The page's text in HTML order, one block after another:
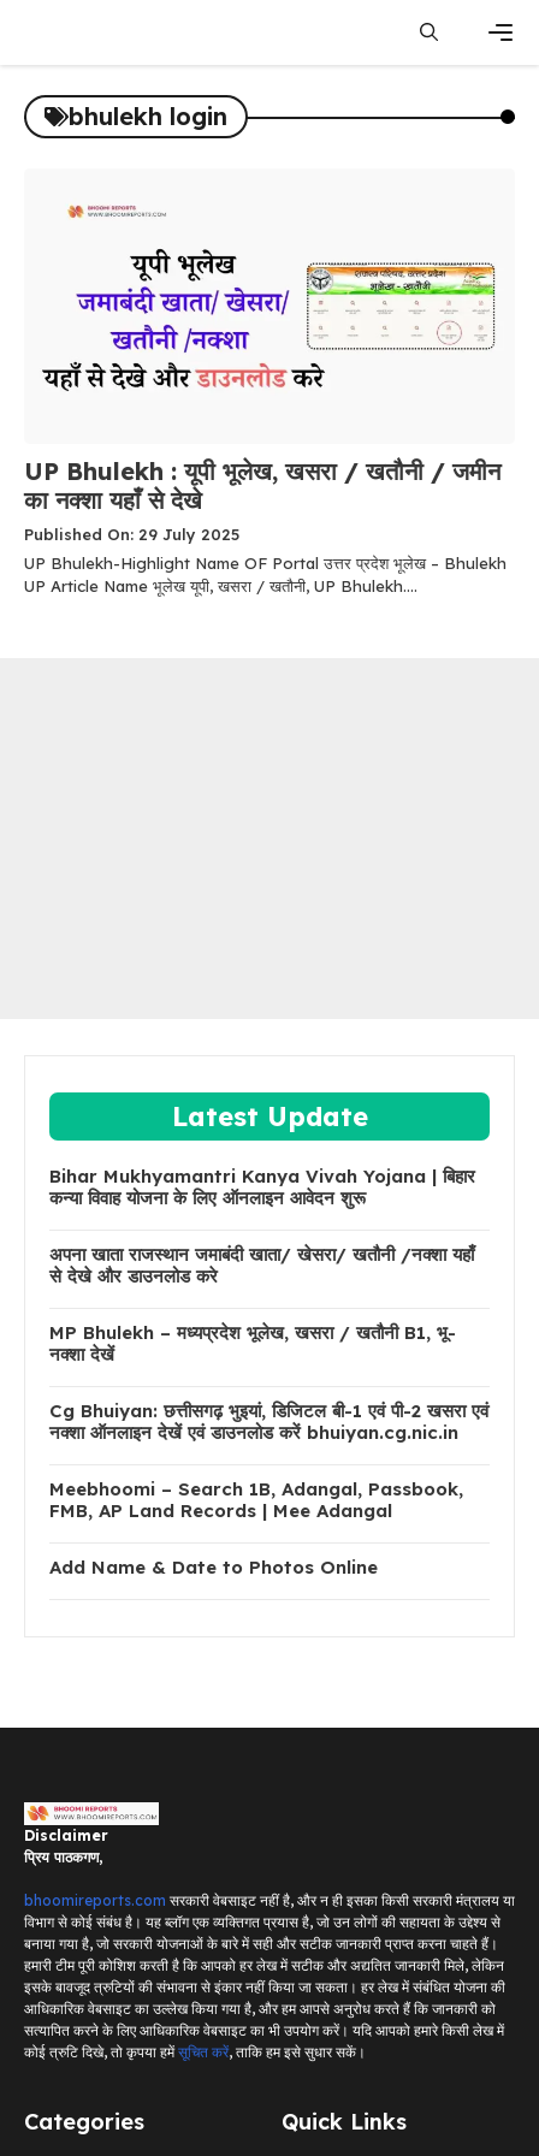
content
bhulekh login
UP Bhulekh : यूपी भूलेख, खसरा / खतौनी / जमीन
का नक्शा यहाँ से देखे
Published On: 29 July 2025
UP Bhulekh-Highlight Name OF Portal उत्तर प्रदेश भूलेख – Bhulekh
UP Article Name भूलेख यूपी, खसरा / खतौनी, UP Bhulekh....
Latest Update
Bihar Mukhyamantri Kanya Vivah Yojana | बिहार
कन्या विवाह योजना के लिए ऑनलाइन आवेदन शुरू
अपना खाता राजस्थान जमाबंदी खाता/ खेसरा/ खतौनी /नक्शा यहाँ
से देखे और डाउनलोड करे
MP Bhulekh – मध्यप्रदेश भूलेख, खसरा / खतौनी B1, भू-
नक्शा देखें
Cg Bhuiyan: छत्तीसगढ़ भुइयां, डिजिटल बी-1 एवं पी-2 खसरा एवं
नक्शा ऑनलाइन देखें एवं डाउनलोड करें bhuiyan.cg.nic.in
Meebhoomi – Search 1B, Adangal, Passbook,
FMB, AP Land Records | Mee Adangal
Add Name & Date to Photos Online
Disclaimer
प्रिय पाठकगण,
bhoomireports.com सरकारी वेबसाइट नहीं है, और न ही इसका किसी सरकारी मंत्रालय या
विभाग से कोई संबंध है। यह ब्लॉग एक व्यक्तिगत प्रयास है, जो उन लोगों की सहायता के उद्देश्य से
बनाया गया है, जो सरकारी योजनाओं के बारे में सही और सटीक जानकारी प्राप्त करना चाहते हैं।
हमारी टीम पूरी कोशिश करती है कि आपको हर लेख में सटीक और अद्यतित जानकारी मिले, लेकिन
इसके बावजूद त्रुटियों की संभावना से इंकार नहीं किया जा सकता। हर लेख में संबंधित योजना की
आधिकारिक वेबसाइट का उल्लेख किया गया है, और हम आपसे अनुरोध करते हैं कि जानकारी को
सत्यापित करने के लिए आधिकारिक वेबसाइट का भी उपयोग करें। यदि आपको हमारे किसी लेख में
कोई त्रुटि दिखे, तो कृपया हमेंसूचित करें, ताकि हम इसे सुधार सकें।
Categories Quick Links